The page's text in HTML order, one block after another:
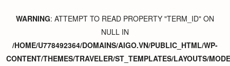
WARNING: ATTEMPT TO READ PROPERTY "TERM_ID" ON
NULL IN
/HOME/U778492364/DOMAINS/AIGO.VN/PUBLIC_HTML/WP-
CONTENT/THEMES/TRAVELER/ST_TEMPLATES/LAYOUTS/